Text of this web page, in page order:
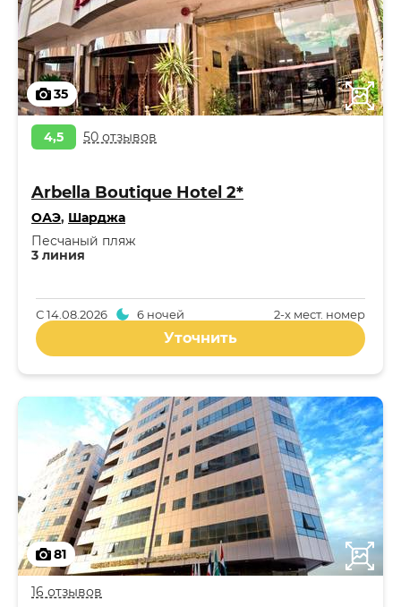
35
4,5 50 отзывов
Arbella Boutique Hotel 2*
ОАЭ, Шарджа
3 линия
Песчаный пляж
2-x мест. номер
С14.08.2026 6 ночей
Уточнить
81
16 отзывов